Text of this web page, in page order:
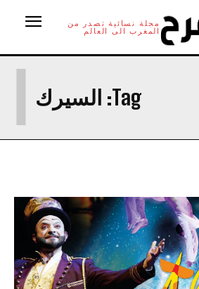
مجلة نسائية تصدر من
المغرب الى العالم
Tag: السيرك